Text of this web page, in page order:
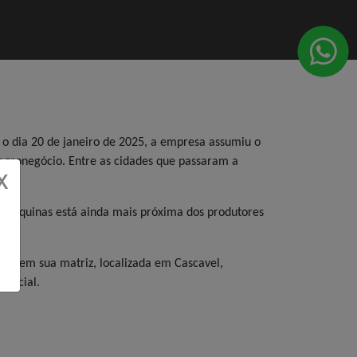
dia 20 de janeiro de 2025, a empresa assumiu o
Entre as cidades que passaram a
está ainda mais próxima dos produtores
em sua matriz, localizada em Cascavel,